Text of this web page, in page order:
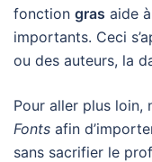
fonction gras aide
importants. Ceci
ou des auteurs, la
Pour aller plus loin,
Fonts afin
sans sacrifier le